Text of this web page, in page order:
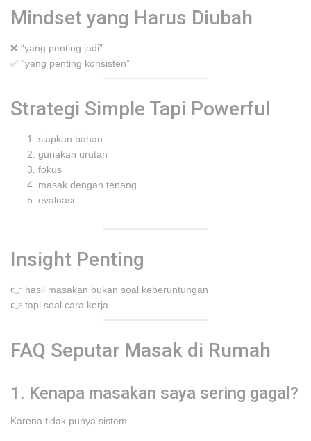
Mindset yang Harus Diubah
❌ “yang penting jadi”
✅ “yang penting konsisten”
Strategi Simple Tapi Powerful
siapkan bahan
gunakan urutan
fokus
masak dengan tenang
evaluasi
Insight Penting
👉 hasil masakan bukan soal keberuntungan
👉 tapi soal cara kerja
FAQ Seputar Masak di Rumah
1. Kenapa masakan saya sering gagal?
Karena tidak punya sistem.